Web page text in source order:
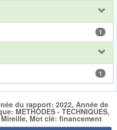
1
1
du rapport: 2022, Année de
METHODES - TECHNIQUES,
Mireille, Mot clé: financement